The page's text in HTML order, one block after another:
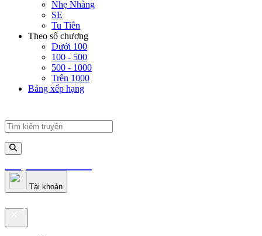
Nhẹ Nhàng
SE
Tu Tiên
Theo số chương
Dưới 100
100 - 500
500 - 1000
Trên 1000
Bảng xếp hạng
truyenfullz.com
Tài khoản
truyenfullz.com